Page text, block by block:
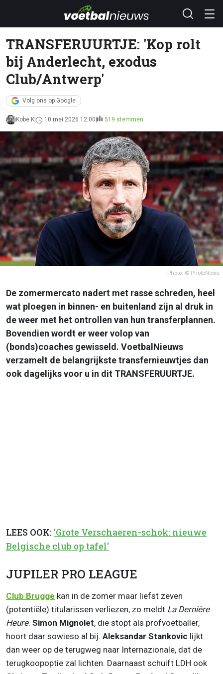
TRANSFERUURTJE: 'Kop rolt
bij Anderlecht, exodus
Club/Antwerp'
Volg ons op Google
Kobe K 10 mei 2026 12:00 519 stemmen
Photo: © PhotoNews
De zomermercato nadert met rasse schreden, heel
wat ploegen in binnen- en buitenland zijn al druk in
de weer met het ontrollen van hun transferplannen.
Bovendien wordt er weer volop van
(bonds)coaches gewisseld. VoetbalNieuws
verzamelt de belangrijkste transfernieuwtjes dan
ook dagelijks voor u in dit TRANSFERUURTJE.
LEES OOK: 'Grote Verschaeren-schok: nieuwe
Belgische club op tafel'
JUPILER PRO LEAGUE
Club Brugge kan in de zomer maar liefst zeven
(potentiële) titularissen verliezen, zo meldt La Dernière
Heure. Simon Mignolet, die stopt als profvoetballer,
hoort daar sowieso al bij. Aleksandar Stankovic lijkt
dan weer op de terugweg naar Internazionale, dat de
terugkoopoptie zal lichten. Daarnaast schuift LDH ook